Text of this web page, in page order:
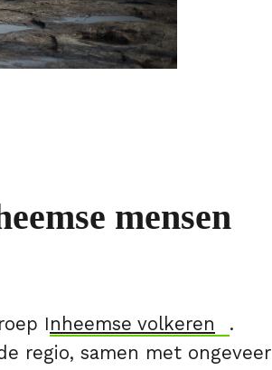
mensen
Inheemse volkeren
.
regio, samen met ongeveer